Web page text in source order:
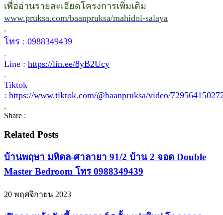
เพื่ออ่านรายละเอียดโครงการเพิ่มเติม
www.pruksa.com/baanpruksa/mahidol-salaya
.
โทร : 0988349439
.
Line : https://lin.ee/8yB2Ucy
.
Tiktok
: https://www.tiktok.com/@baanpruksa/video/
.
Share :
Related Posts
บ้านพฤษา มหิดล-ศาลายา 91/2 บ้าน 2 จอด Double
Master Bedroom โทร 0988349439
20 พฤศจิกายน 2023